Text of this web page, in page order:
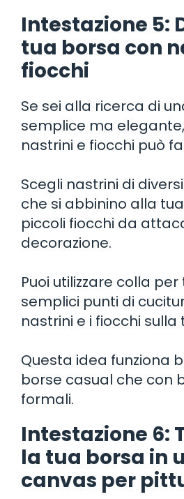
Intestazione 5:
tua borsa con
fiocchi
Se sei alla ricerca di
semplice ma
nastrini e fiocchi può
Scegli nastrini di
che si abbinino alla
piccoli fiocchi da
decorazione.
Puoi utilizzare colla
semplici punti di
nastrini e i fiocchi sulla
Questa idea funziona
borse casual che con
formali.
Intestazione 6:
la tua borsa in
canvas per